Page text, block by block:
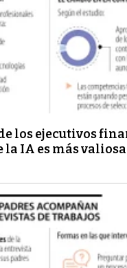
los ejecutivos
IA es más